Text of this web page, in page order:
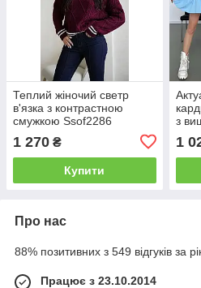
Теплий жіночий светр
в'язка з контрастною
смужкою Ssof2286
1 270 ₴
Купити
з
1
Про нас
88% позитивних з 549 відгуків за
Працює з 23.10.2014